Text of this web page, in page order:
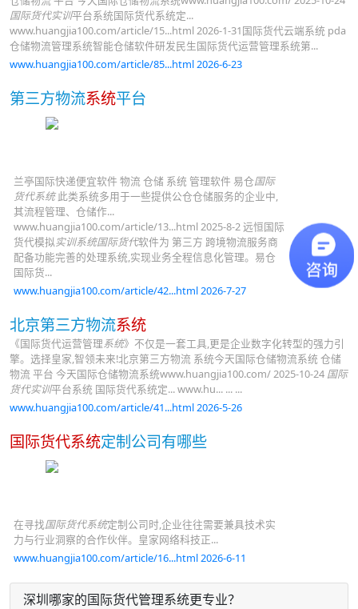
国际货代实训平台系统国际货代系统定...
www.huangjia100.com/article/15...html 2026-1-31国际货代云端系统 pda
仓储物流管理系统智能仓储软件研发民生国际货代运营管理系统第...
www.huangjia100.com/article/85...html 2026-6-23
第三方物流系统平台
兰亭国际快递便宜软件 物流 仓储 系统 管理软件 易仓国际
货代系统此类系统多用于一些提供公仓仓储服务的企业中,
其流程管理、仓储作...
www.huangjia100.com/article/13...html 2025-8-2 远恒国际
货代模拟实训系统国际货代软件为 第三方 跨境物流服务商
配备功能完善的处理系统,实现业务全程信息化管理。易仓
国际货...
www.huangjia100.com/article/42...html 2026-7-27
北京第三方物流系统
《国际货代运营管理系统》不仅是一套工具,更是企业数字化转型的强力引
擎。选择皇家,智领未来!北京第三方物流 系统今天国际仓储物流系统 仓储
物流 平台 今天国际仓储物流系统www.huangjia100.com/ 2025-10-24 国际
货代实训平台系统 国际货代系统定... www.hu... ... ...
www.huangjia100.com/article/41...html 2026-5-26
国际货代系统定制公司有哪些
在寻找国际货代系统定制公司时,企业往往需要兼具技术实
力与行业洞察的合作伙伴。皇家网络科技正...
www.huangjia100.com/article/16...html 2026-6-11
深圳哪家的国际货代管理系统更专业？